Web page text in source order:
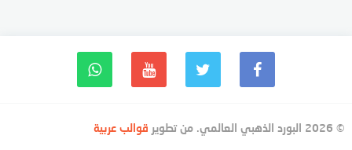
© 2026 البورد الذهبي العالمي. من تطوير قوالب عربية